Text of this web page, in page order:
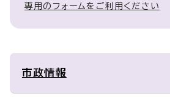
専用のフォームをご利用ください
市政情報